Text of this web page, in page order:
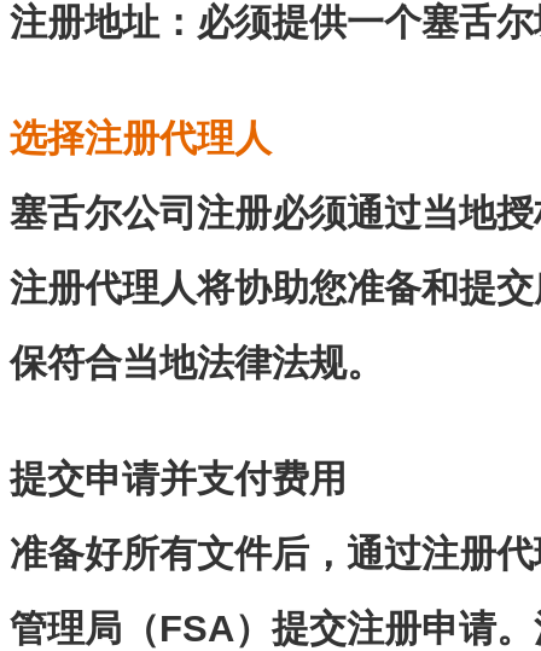
注册地址：必须提供一个塞舌
选择注册代理人
塞舌尔公司注册必须通过当地
注册代理人将协助您准备和提
保符合当地法律法规。
提交申请并支付费用
准备好所有文件后，通过注册
管理局（FSA）提交注册申请